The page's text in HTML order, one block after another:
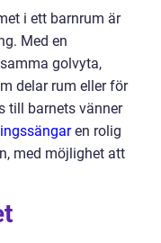
i ett barnrum är
Med en
golvyta,
delar rum eller för
till barnets vänner
en rolig
med möjlighet att